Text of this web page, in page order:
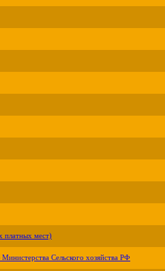
платных мест)
Сельского хозяйства РФ